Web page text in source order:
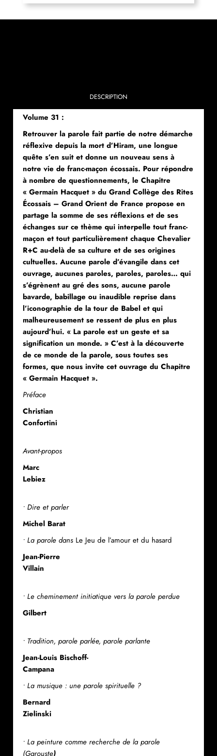
DESCRIPTION
Volume 31 :
Retrouver la parole fait partie de notre démarche
réflexive depuis la mort d’Hiram, une longue
quête s’en suit et donne un nouveau sens à
notre vie de franc-maçon écossais. Pour répondre
à nombre de questionnements, le Chapitre
« Germain Hacquet » du Grand Collège des Rites
Écossais – Grand Orient de France propose en
partage la somme de ses réflexions et de ses
échanges sur ce thème qui interpelle tout franc-
maçon et tout particulièrement chaque Chevalier
R+C au-delà de sa culture et de ses origines
cultuelles. Aucune parole d’évangile dans cet
ouvrage, aucunes paroles, paroles, paroles… qui
s’égrènent au gré des sons, aucune parole
bavarde, babillage ou inaudible reprise dans
l’iconographie de la tour de Babel et qui
malheureusement se ressent de plus en plus
aujourd’hui. « La parole est un geste et sa
signification un monde. » C’est à la découverte
de ce monde de la parole, sous toutes ses
formes, que nous invite cet ouvrage du Chapitre
« Germain Hacquet ».
Préface
Christian
Confortini
Avant-propos
Marc
Lebiez
• Dire et parler
Michel Barat
• La parole dans Le Jeu de l’amour et du hasard
Jean-Pierre
Villain
• Le cheminement initiatique vers la parole perdue
Gilbert
• Tradition, parole parlée, parole parlante
Jean-Louis Bischoff-
Campana
• La musique : une parole spirituelle ?
Bernard
Zielinski
• La peinture comme recherche de la parole
(Garouste)